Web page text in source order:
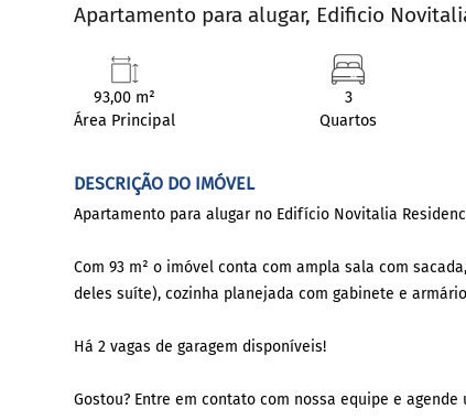
Apartamento para alugar, Edificio
93,00 m²
Área Principal
3
Quartos
DESCRIÇÃO DO IMÓVEL
Apartamento para alugar no Edifício Novitalia
Com 93 m² o imóvel conta com ampla sala com
deles suíte), cozinha planejada com gabinete e
Há 2 vagas de garagem disponíveis!
Gostou? Entre em contato com nossa equipe e